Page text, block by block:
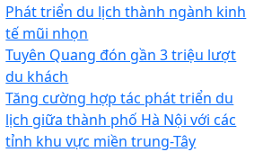
Phát triển du lịch thành ngành kinh
tế mũi nhọn
Tuyên Quang đón gần 3 triệu lượt
du khách
Tăng cường hợp tác phát triển du
lịch giữa thành phố Hà Nội với các
tỉnh khu vực miền trung-Tây